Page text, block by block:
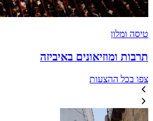
טיסה ומלון
תרבות ומוזיאונים באיביזה
צפו בכל ההצעות